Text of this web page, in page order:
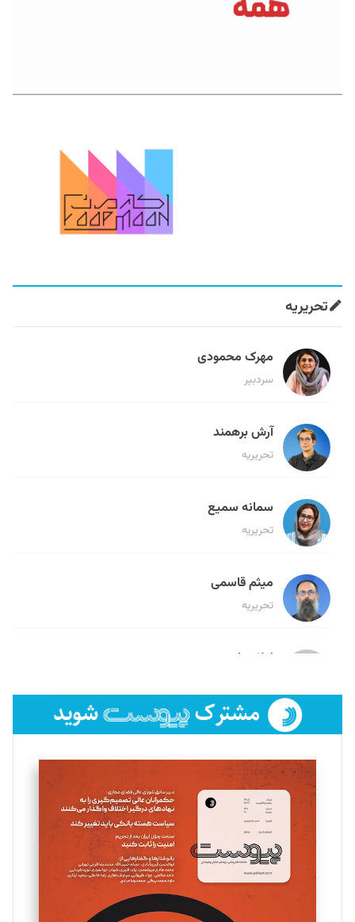
تحریریه
مهرک محمودی
سردبیر
آرش برهمند
تحریریه
سمانه سمیع
تحریریه
میثم قاسمی
تحریریه
لیلا حنارود
فائزه فتحی رستمی
تحریریه
سروش کرمیان
تحریریه
مینا پاکدل